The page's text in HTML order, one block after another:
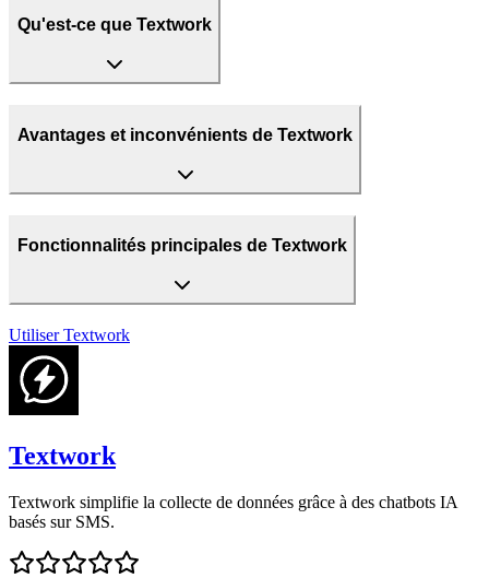
Qu'est-ce que Textwork
Avantages et inconvénients de Textwork
Fonctionnalités principales de Textwork
Utiliser Textwork
Textwork
Textwork simplifie la collecte de données grâce à des chatbots IA
basés sur SMS.